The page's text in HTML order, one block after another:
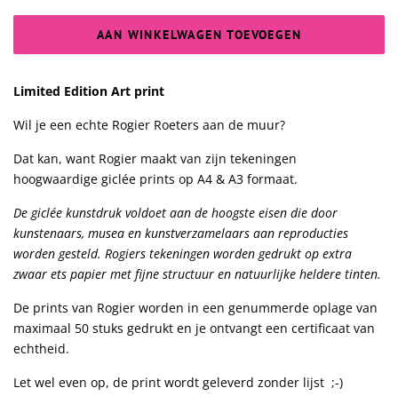
AAN WINKELWAGEN TOEVOEGEN
Limited Edition Art print
Wil je een echte Rogier Roeters aan de muur?
Dat kan, want Rogier maakt van zijn tekeningen
hoogwaardige giclée prints op A4 & A3 formaat.
De giclée kunstdruk voldoet aan de hoogste eisen die door
kunstenaars, musea en kunstverzamelaars aan reproducties
worden gesteld. Rogiers tekeningen worden gedrukt op extra
zwaar ets papier met fijne structuur en natuurlijke heldere tinten.
De prints van Rogier worden in een genummerde oplage van
maximaal 50 stuks gedrukt en je ontvangt een certificaat van
echtheid.
Let wel even op, de print wordt geleverd zonder lijst ;-)